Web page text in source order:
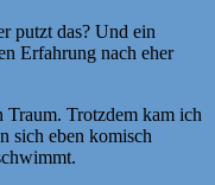
putzt das? Und ein
Erfahrung nach eher
Trotzdem kam ich
sich eben komisch